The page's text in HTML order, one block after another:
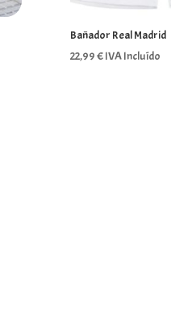
Bañador Real Madrid
22,99€ IVA Incluído